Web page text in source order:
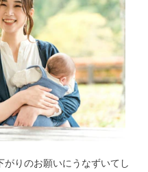
りのお願いにうなずいてし